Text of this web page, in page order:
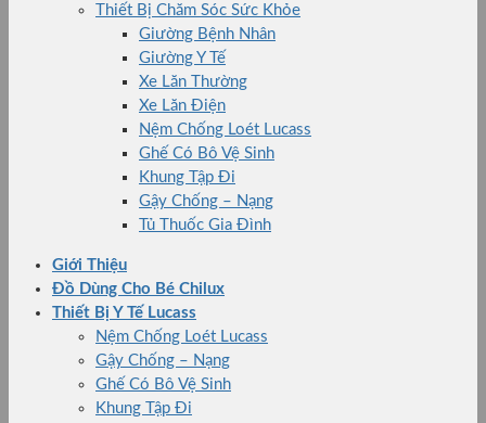
Thiết Bị Chăm Sóc Sức Khỏe
Giường Bệnh Nhân
Giường Y Tế
Xe Lăn Thường
Xe Lăn Điện
Nệm Chống Loét Lucass
Ghế Có Bô Vệ Sinh
Khung Tập Đi
Gậy Chống – Nạng
Tủ Thuốc Gia Đình
Giới Thiệu
Đồ Dùng Cho Bé Chilux
Thiết Bị Y Tế Lucass
Nệm Chống Loét Lucass
Gậy Chống – Nạng
Ghế Có Bô Vệ Sinh
Khung Tập Đi